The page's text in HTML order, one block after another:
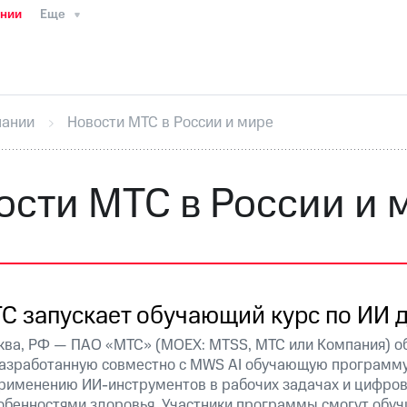
Еще
ИнтервьюФинансовая отчетность
секретарьРаскрытие информации
кабинет акционераАкционерный капитал
погашении именных облигаций Другое
Новости МТС в России и мире
МТС в России и
запускает обучающий курс по ИИ
РФ — ПАО «МТС» (MOEX: MTSS, МТС или Компания)
совместно с MWS AI обучающую
ИИ-инструментов в рабочих задачах и